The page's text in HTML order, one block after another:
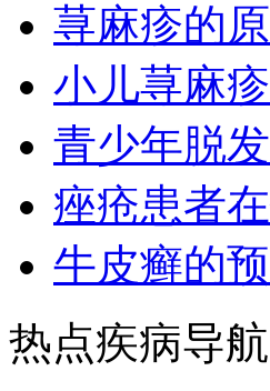
荨麻疹的
小儿荨麻
青少年脱
痤疮患者
牛皮癣的
热点疾病导航